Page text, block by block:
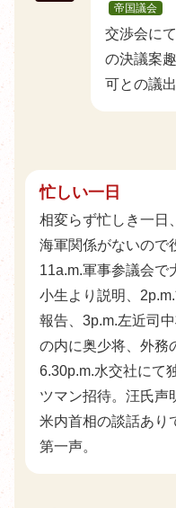
帝国議会
交渉会に
の決議案
可との議
忙しい一日
相変らず忙しき一日
海軍関係がないので
11a.m.軍事参議会で
小生より説明、
報告、3p.m.左近司
の内に奥少将、外務
6.30p.m.水交社にて
ツマン招待。汪氏声
米内首相の談話あり
第一声。